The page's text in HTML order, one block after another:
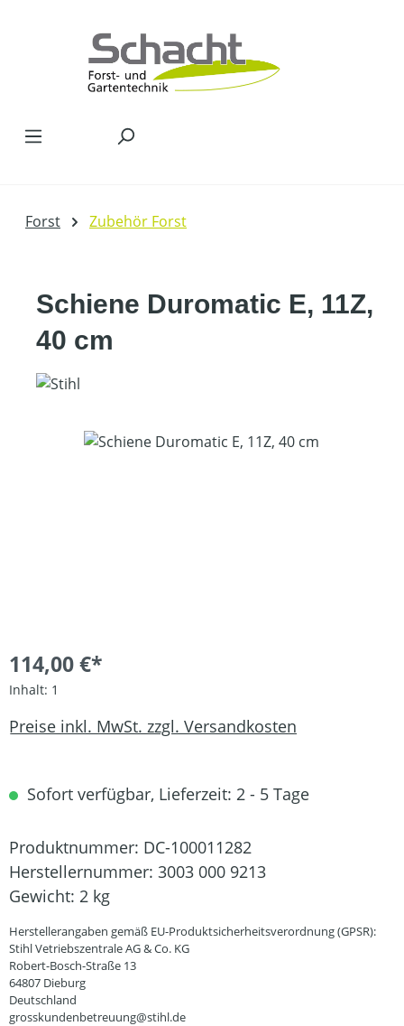
Forst Zubehör Forst
Schiene Duromatic E, 11Z,
40 cm
Bildergalerie überspringen
114,00 €*
Inhalt: 1
Preise inkl. MwSt. zzgl. Versandkosten
Sofort verfügbar, Lieferzeit: 2 - 5 Tage
Produktnummer: DC-100011282
Herstellernummer: 3003 000 9213
Gewicht: 2 kg
Herstellerangaben gemäß EU-Produktsicherheitsverordnung (GPSR):
Stihl Vetriebszentrale AG & Co. KG
Robert-Bosch-Straße 13
64807 Dieburg
Deutschland
grosskundenbetreuung@stihl.de